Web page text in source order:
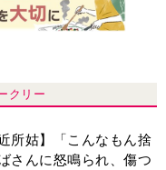
クリー
所姑】「こんなもん捨
さんに怒鳴られ、傷つ